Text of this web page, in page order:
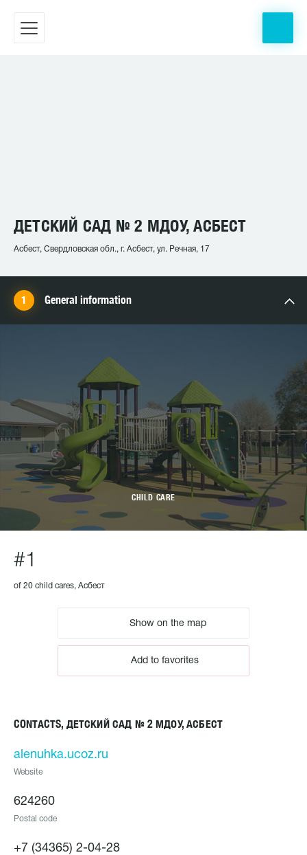
ДЕТСКИЙ САД № 2 МДОУ, АСБЕСТ
Асбест, Свердловская обл., г. Асбест, ул. Речная, 17
General information
CHILD CARE
#1
of 20 child cares, Асбест
Show on the map
Add to favorites
CONTACTS, ДЕТСКИЙ САД № 2 МДОУ, АСБЕСТ
alenuhka.ucoz.ru
Website
624260
Postal code
+7 (34365) 2-04-28